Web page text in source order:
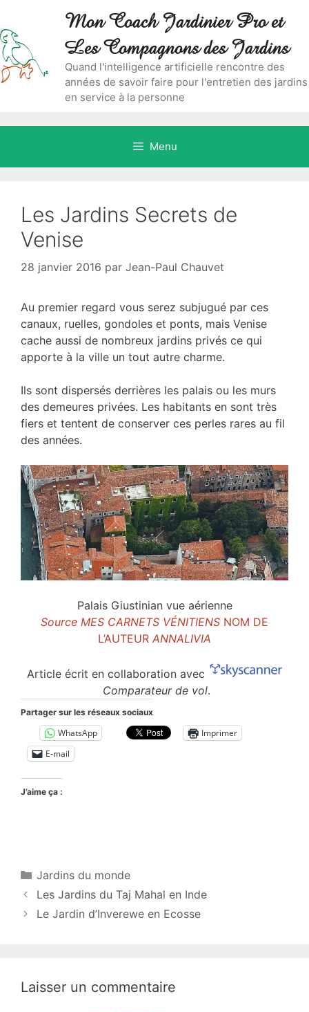
contenu
content
Mon Coach Jardinier Pro et
Les Compagnons des Jardins
Quand l'intelligence artificielle rencontre des
années de savoir faire pour l'entretien des jardins
en service à la personne
Menu
Les Jardins Secrets de
Venise
28 janvier 2016 par Jean-Paul Chauvet
Au premier regard vous serez subjugué par ces
canaux, ruelles, gondoles et ponts, mais Venise
cache aussi de nombreux jardins privés ce qui
apporte à la ville un tout autre charme.
Ils sont dispersés derrières les palais ou les murs
des demeures privées. Les habitants en sont très
fiers et tentent de conserver ces perles rares au fil
des années.
Palais Giustinian vue aérienne
Source MES CARNETS VÉNITIENS NOM DE
L’AUTEUR ANNALIVIA
Article écrit en collaboration avec
Comparateur de vol.
Partager sur les réseaux sociaux
WhatsApp
Imprimer
E-mail
J’aime ça :
Catégories
Jardins du monde
Les Jardins du Taj Mahal en Inde
Le Jardin d’Inverewe en Ecosse
Laisser un commentaire